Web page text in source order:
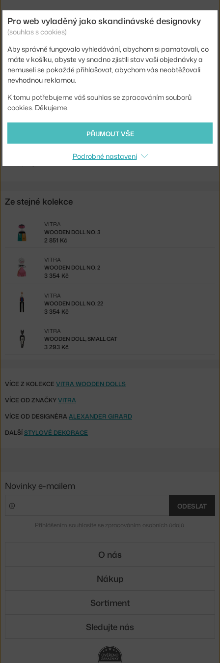
Podívejte se, jak se Wood Doll vyrábějí.
Výška:
20,5 cm
Hloubka:
4,5 cm
6 cm
Barva:
multicolor
Materiál:
jedlové dřevo
Kód produktu VIT-21502709
4055737997532
Ste zo Slovenska? Prejdite na
Wooden Doll no. 9
Shopping from the EU? Switch toWooden Doll No. 9
Ze stejné kolekce
WOODEN DOLL NO. 3
VITRA
2 851 Kč
WOODEN DOLL NO. 2
VITRA
3 354 Kč
WOODEN DOLL NO. 22
VITRA
3 354 Kč
WOODEN DOLL, SMALL CAT
VITRA
3 293 Kč
VÍCE Z KOLEKCE VITRA WOODEN DOLLS
VÍCE OD ZNAČKYVITRA
VÍCE OD DESIGNÉRA ALEXANDER GIRARD
DALŠÍSTYLOVÉ DEKORACE
Pro web vyladěný jako skandinávské designovky
(souhlas s cookies)
Aby správně fungovalo vyhledávání, abychom si pamatovali, co
máte v košíku, abyste vy snadno zjistili stav vaší objednávky a
nemuseli se pokaždé přihlašovat, abychom vás neobtěžovali
nevhodnou reklamou.
K tomu potřebujeme váš souhlas se zpracováním souborů
cookies. Děkujeme.
PŘIJMOUT VŠE
Podrobné nastavení
Novinky e-mailem
ODESLAT
Přihlášením souhlasíte se zpracováním osobních údajů
O nás
Nákup
Sortiment
Sledujte nás